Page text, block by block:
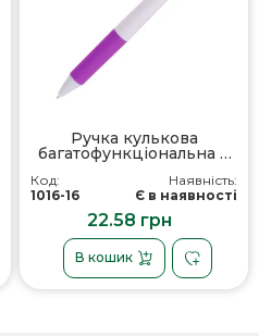
Ручка кулькова
багатофункціональна 3
в1 Troya, ТМ Тотоbi
Код:
1016-16
Наявність:
Є в наявності
22.58 грн
В кошик